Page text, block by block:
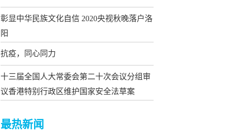
彰显中华民族文化自信 2020央视秋晚落户洛
阳
抗疫，同心同力
十三届全国人大常委会第二十次会议分组审
议香港特别行政区维护国家安全法草案
最热新闻